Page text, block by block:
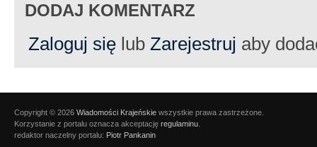
DODAJ KOMENTARZ
Zaloguj się lub Zarejestruj aby
Copyright © 2026 Wiadomości Krajeńskie wszystkie prawa zastrzeżone.
Korzystanie z portalu oznacza akceptację regulaminu
redaktor naczelny portalu: Piotr Pankanin